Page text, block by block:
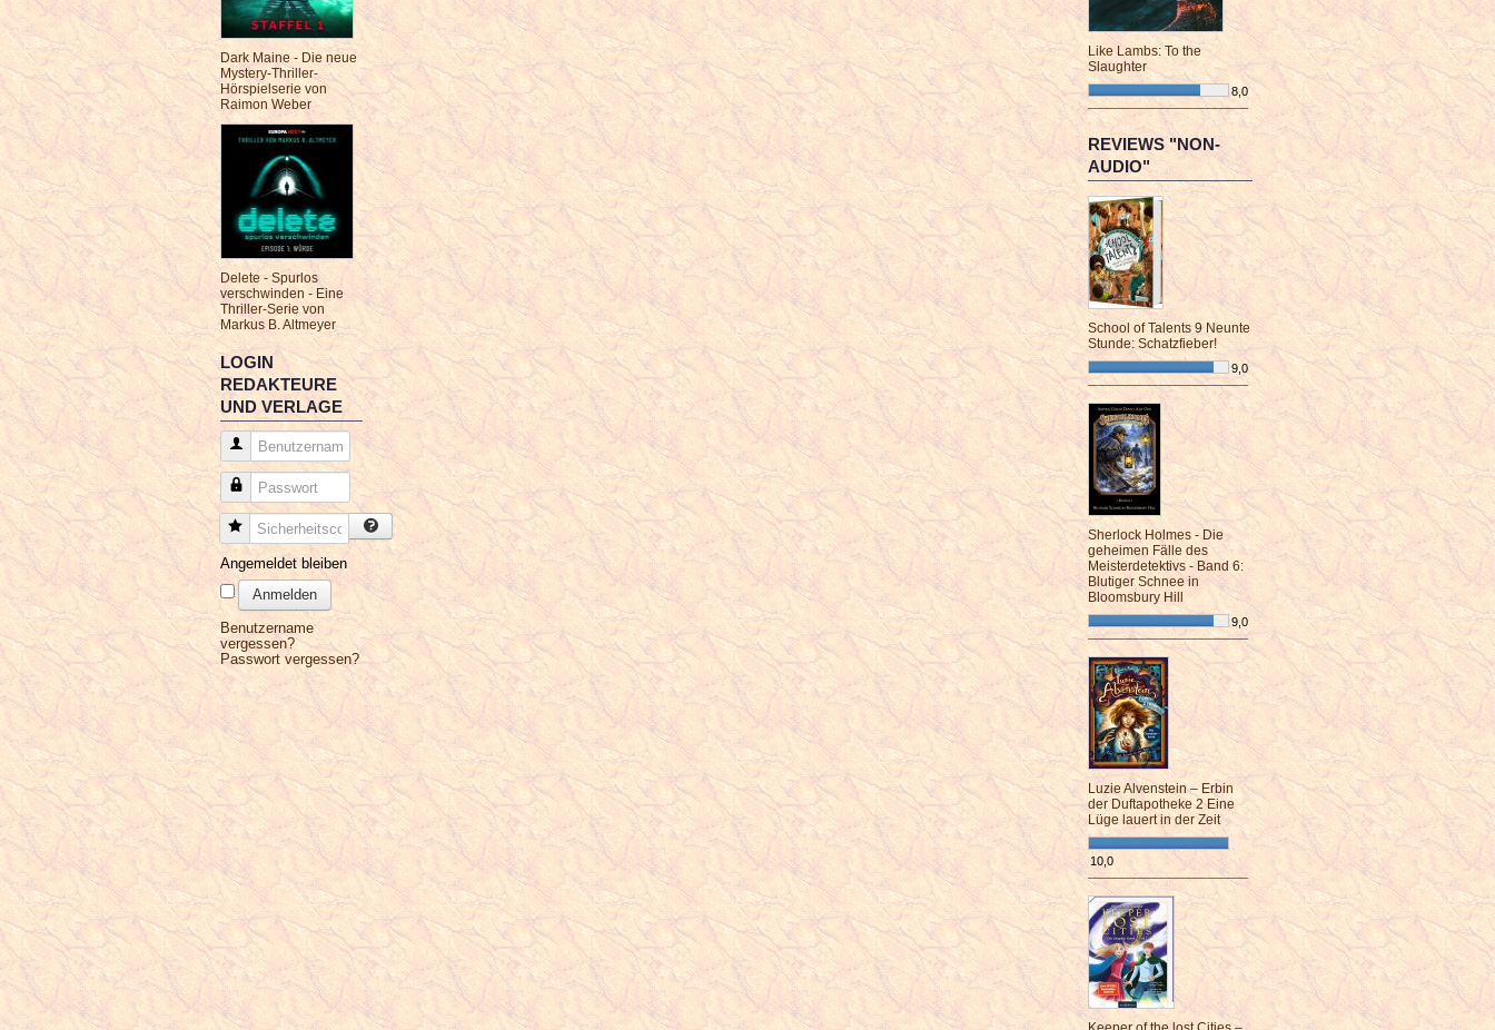
Dark Maine - Die neue
Mystery-Thriller-
Hörspielserie von
Raimon Weber
Delete - Spurlos
verschwinden - Eine
Thriller-Serie von
Markus B. Altmeyer
LOGIN
REDAKTEURE
UND VERLAGE
Benutzername
Passwort
Sicherheitscode
Angemeldet bleiben
Anmelden
Benutzername
vergessen?
Passwort vergessen?
Like Lambs: To the
Slaughter
8,0
¯¯¯¯¯¯¯¯¯¯¯¯¯¯¯¯¯¯¯¯¯¯¯¯
REVIEWS "NON-
AUDIO"
School of Talents 9 Neunte
Stunde: Schatzfieber!
9,0
¯¯¯¯¯¯¯¯¯¯¯¯¯¯¯¯¯¯¯¯¯¯¯¯
Sherlock Holmes - Die
geheimen Fälle des
Meisterdetektivs - Band 6:
Blutiger Schnee in
Bloomsbury Hill
9,0
¯¯¯¯¯¯¯¯¯¯¯¯¯¯¯¯¯¯¯¯¯¯¯¯
Luzie Alvenstein – Erbin
der Duftapotheke 2 Eine
Lüge lauert in der Zeit
10,0
¯¯¯¯¯¯¯¯¯¯¯¯¯¯¯¯¯¯¯¯¯¯¯¯